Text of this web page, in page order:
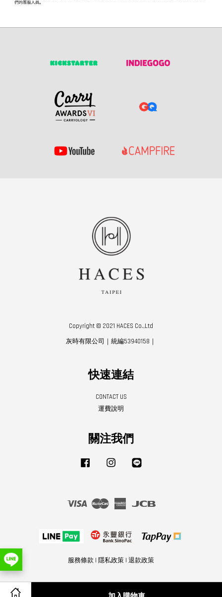
Copyright © 2021 HACES Co.,Ltd
灰時有限公司｜統編53940158｜
快速連結
CONTACT US
運費說明
關注我們
Facebook Instagram
Visa Master
American
服務條款 | 隱私政策 | 退款政策